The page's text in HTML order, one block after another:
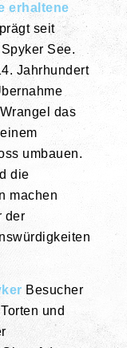
erhaltene
seit
See.
Jahrhundert
das
umbauen.
die
machen
der
Besucher
und